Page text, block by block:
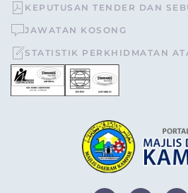
KEPUTUSAN TENDER DAN
JAWATAN KOSONG
STATISTIK PERKHIDMATAN